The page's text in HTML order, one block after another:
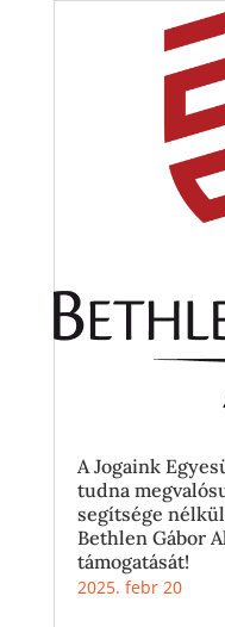
A Jogaink
tudna
segítsége
Bethlen Gábor
támogatását!
2025. febr 20